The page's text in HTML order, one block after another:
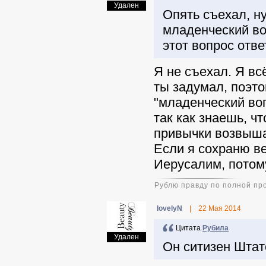
Удален
Опять съехал,
младенческий
этот вопрос
Я не съехал. Я
ты задумал,
"младенческий
так как знаешь,
привычки
Если я сохраню
Иерусалим,
Рублю правду по полной
Удален
lovelyN 22 Мая 2014
Цитата Pyбила
Он ситизен